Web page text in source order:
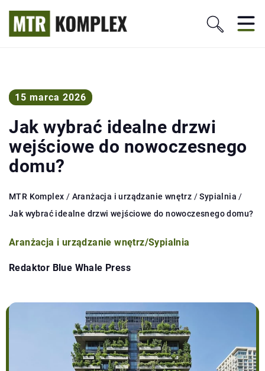
15 marca 2026
Jak wybrać idealne drzwi
wejściowe do nowoczesnego
domu?
MTR Komplex / Aranżacja i urządzanie wnętrz /Sypialnia /
Jak wybrać idealne drzwi wejściowe do nowoczesnego domu?
Aranżacja i urządzanie wnętrz/Sypialnia
Redaktor Blue Whale Press